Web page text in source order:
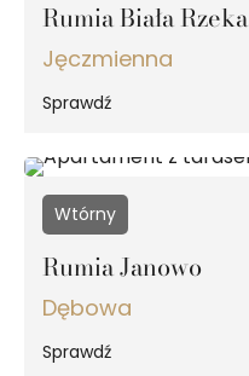
Rumia Biała Rzeka
Jęczmienna
Sprawdź
Wtórny
Rumia Janowo
Dębowa
Sprawdź